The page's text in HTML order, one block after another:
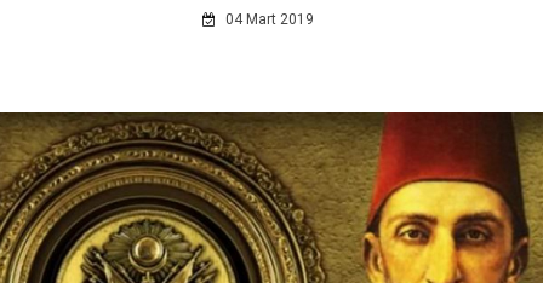
04 Mart 2019